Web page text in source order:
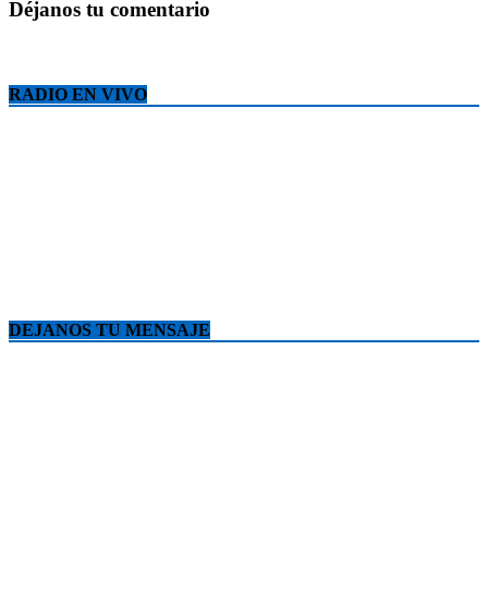
Déjanos tu comentario
RADIO EN VIVO
DEJANOS TU MENSAJE